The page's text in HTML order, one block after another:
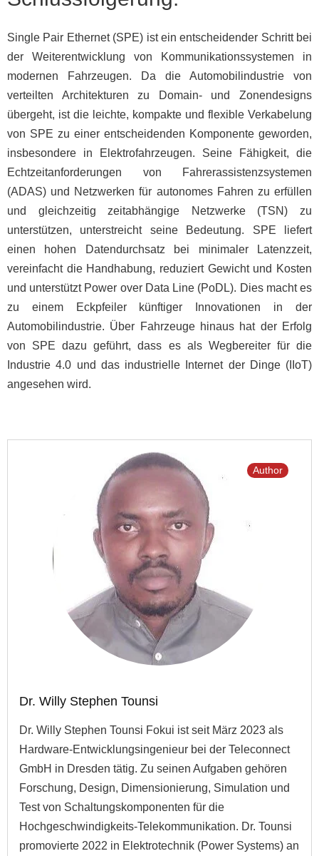
Single Pair Ethernet (SPE) ist ein entscheidender Schritt bei
der Weiterentwicklung von Kommunikationssystemen in
modernen Fahrzeugen. Da die Automobilindustrie von
verteilten Architekturen zu Domain- und Zonendesigns
übergeht, ist die leichte, kompakte und flexible Verkabelung
von SPE zu einer entscheidenden Komponente geworden,
insbesondere in Elektrofahrzeugen. Seine Fähigkeit, die
Echtzeitanforderungen von Fahrerassistenzsystemen
(ADAS) und Netzwerken für autonomes Fahren zu erfüllen
und gleichzeitig zeitabhängige Netzwerke (TSN) zu
unterstützen, unterstreicht seine Bedeutung. SPE liefert
einen hohen Datendurchsatz bei minimaler Latenzzeit,
vereinfacht die Handhabung, reduziert Gewicht und Kosten
und unterstützt Power over Data Line (PoDL). Dies macht es
zu einem Eckpfeiler künftiger Innovationen in der
Automobilindustrie. Über Fahrzeuge hinaus hat der Erfolg
von SPE dazu geführt, dass es als Wegbereiter für die
Industrie 4.0 und das industrielle Internet der Dinge (IIoT)
angesehen wird.
Dr. Willy Stephen Tounsi
Dr. Willy Stephen Tounsi Fokui ist seit März 2023 als
Hardware-Entwicklungsingenieur bei der Teleconnect
GmbH in Dresden tätig. Zu seinen Aufgaben gehören
Forschung, Design, Dimensionierung, Simulation und
Test von Schaltungskomponenten für die
Hochgeschwindigkeits-Telekommunikation. Dr. Tounsi
promovierte 2022 in Elektrotechnik (Power Systems) an
Author